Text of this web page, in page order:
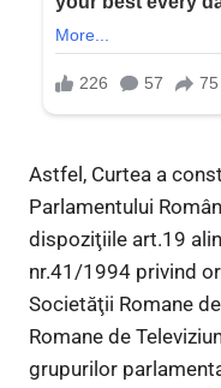
Astfel, Curtea a
Parlamentului
dispoziţiile art.19
nr.41/1994 privind
Societăţii Romane
Romane de
grupurilor